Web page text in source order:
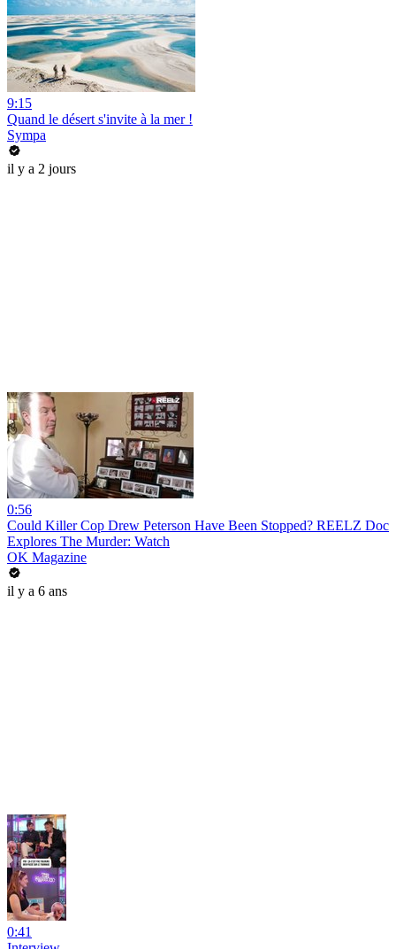
9:15
Quand le désert s'invite à la mer !
Sympa
il y a 2 jours
0:56
Could Killer Cop Drew Peterson Have Been Stopped? REELZ Doc
Explores The Murder: Watch
OK Magazine
il y a 6 ans
0:41